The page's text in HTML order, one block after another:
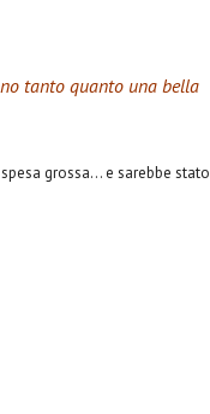
tanto quanto una bella
grossa… e sarebbe stato